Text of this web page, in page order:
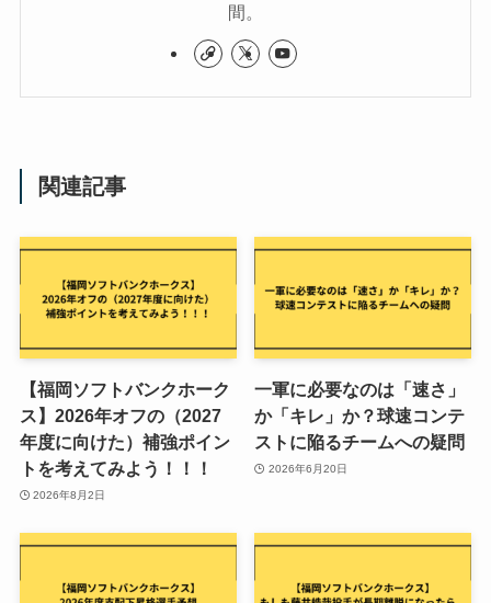
間。
関連記事
【福岡ソフトバンクホーク
ス】2026年オフの（2027
年度に向けた）補強ポイン
トを考えてみよう！！！
2026年8月2日
一軍に必要なのは「速さ」
か「キレ」か？球速コンテ
ストに陥るチームへの疑問
2026年6月20日